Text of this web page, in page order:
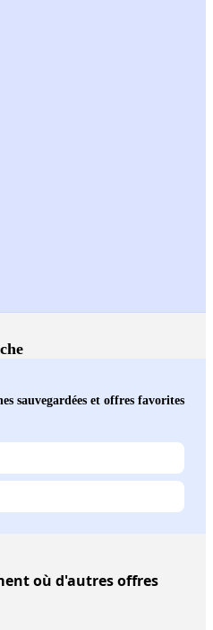
sauvegardées et offres favorites
où d'autres offres